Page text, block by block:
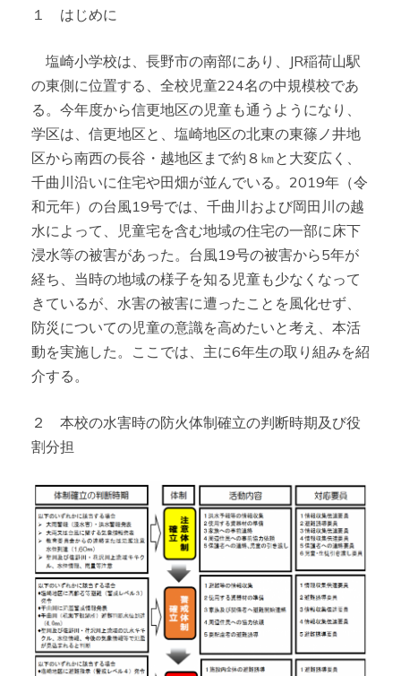
１ はじめに
塩崎小学校は、長野市の南部にあり、JR稲荷山駅
の東側に位置する、全校児童224名の中規模校であ
る。今年度から信更地区の児童も通うようになり、
学区は、信更地区と、塩崎地区の北東の東篠ノ井地
区から南西の長谷・越地区まで約８㎞と大変広く、
千曲川沿いに住宅や田畑が並んでいる。2019年（令
和元年）の台風19号では、千曲川および岡田川の越
水によって、児童宅を含む地域の住宅の一部に床下
浸水等の被害があった。台風19号の被害から5年が
経ち、当時の地域の様子を知る児童も少なくなって
きているが、水害の被害に遭ったことを風化せず、
防災についての児童の意識を高めたいと考え、本活
動を実施した。ここでは、主に6年生の取り組みを紹
介する。
２ 本校の水害時の防火体制確立の判断時期及び役
割分担